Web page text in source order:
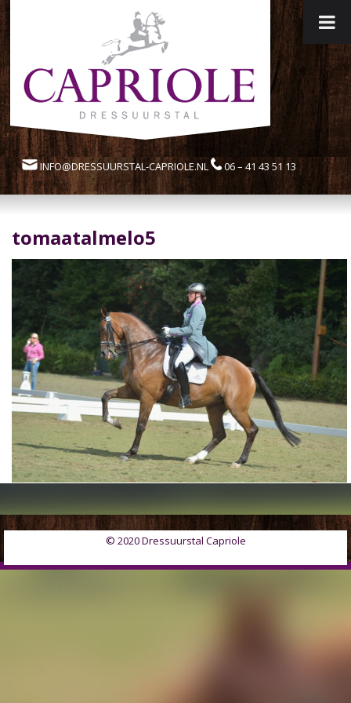
INFO@DRESSUURSTAL-CAPRIOLE.NL 06 – 41 43 51 13
tomaatalmelo5
© 2020 Dressuurstal Capriole